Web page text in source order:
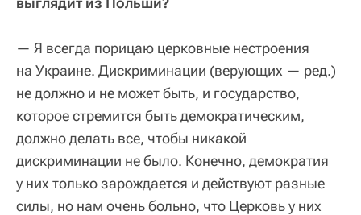
— Я всегда порицаю церковные нестроения
на Украине. Дискриминации (верующих — ред.)
не должно и не может быть, и государство,
которое стремится быть демократическим,
должно делать все, чтобы никакой
дискриминации не было. Конечно, демократия
у них только зарождается и действуют разные
силы, но нам очень больно, что Церковь у них